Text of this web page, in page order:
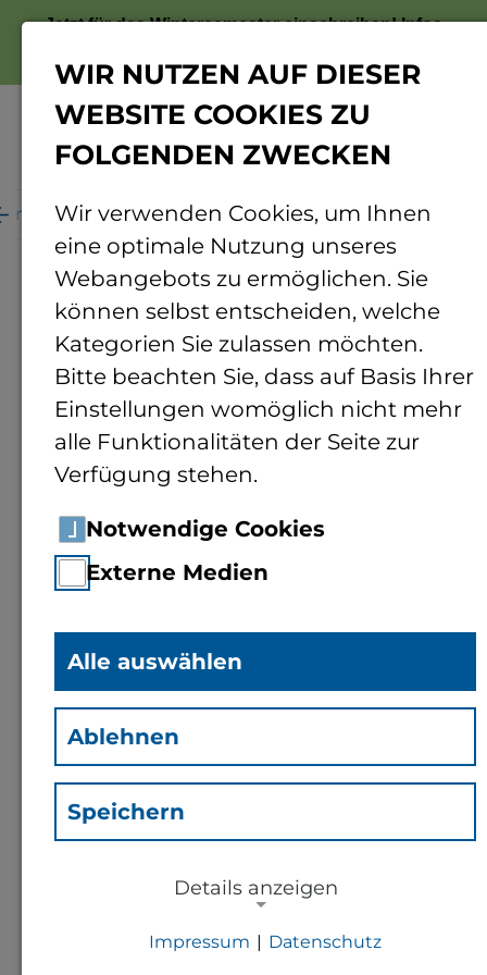
Jetzt für das Wintersemester einschreiben!Infos
Personenverzeichnis Personendetails
Dipl.-Ing. (FH)Gerhard
Stahl (Stg)
Mitarbeiter
Rechenzentrum
Kontakt
WIR NUTZEN AUF DIESER
WEBSITE COOKIES ZU
FOLGENDEN ZWECKEN
Wir verwenden Cookies, um Ihnen
eine optimale Nutzung unseres
Webangebots zu ermöglichen. Sie
können selbst entscheiden, welche
Kategorien Sie zulassen möchten.
Bitte beachten Sie, dass auf Basis Ihrer
Einstellungen womöglich nicht mehr
alle Funktionalitäten der Seite zur
Verfügung stehen.
Notwendige Cookies
Externe Medien
Alle auswählen
Ablehnen
Speichern
Details anzeigen
Impressum | Datenschutz